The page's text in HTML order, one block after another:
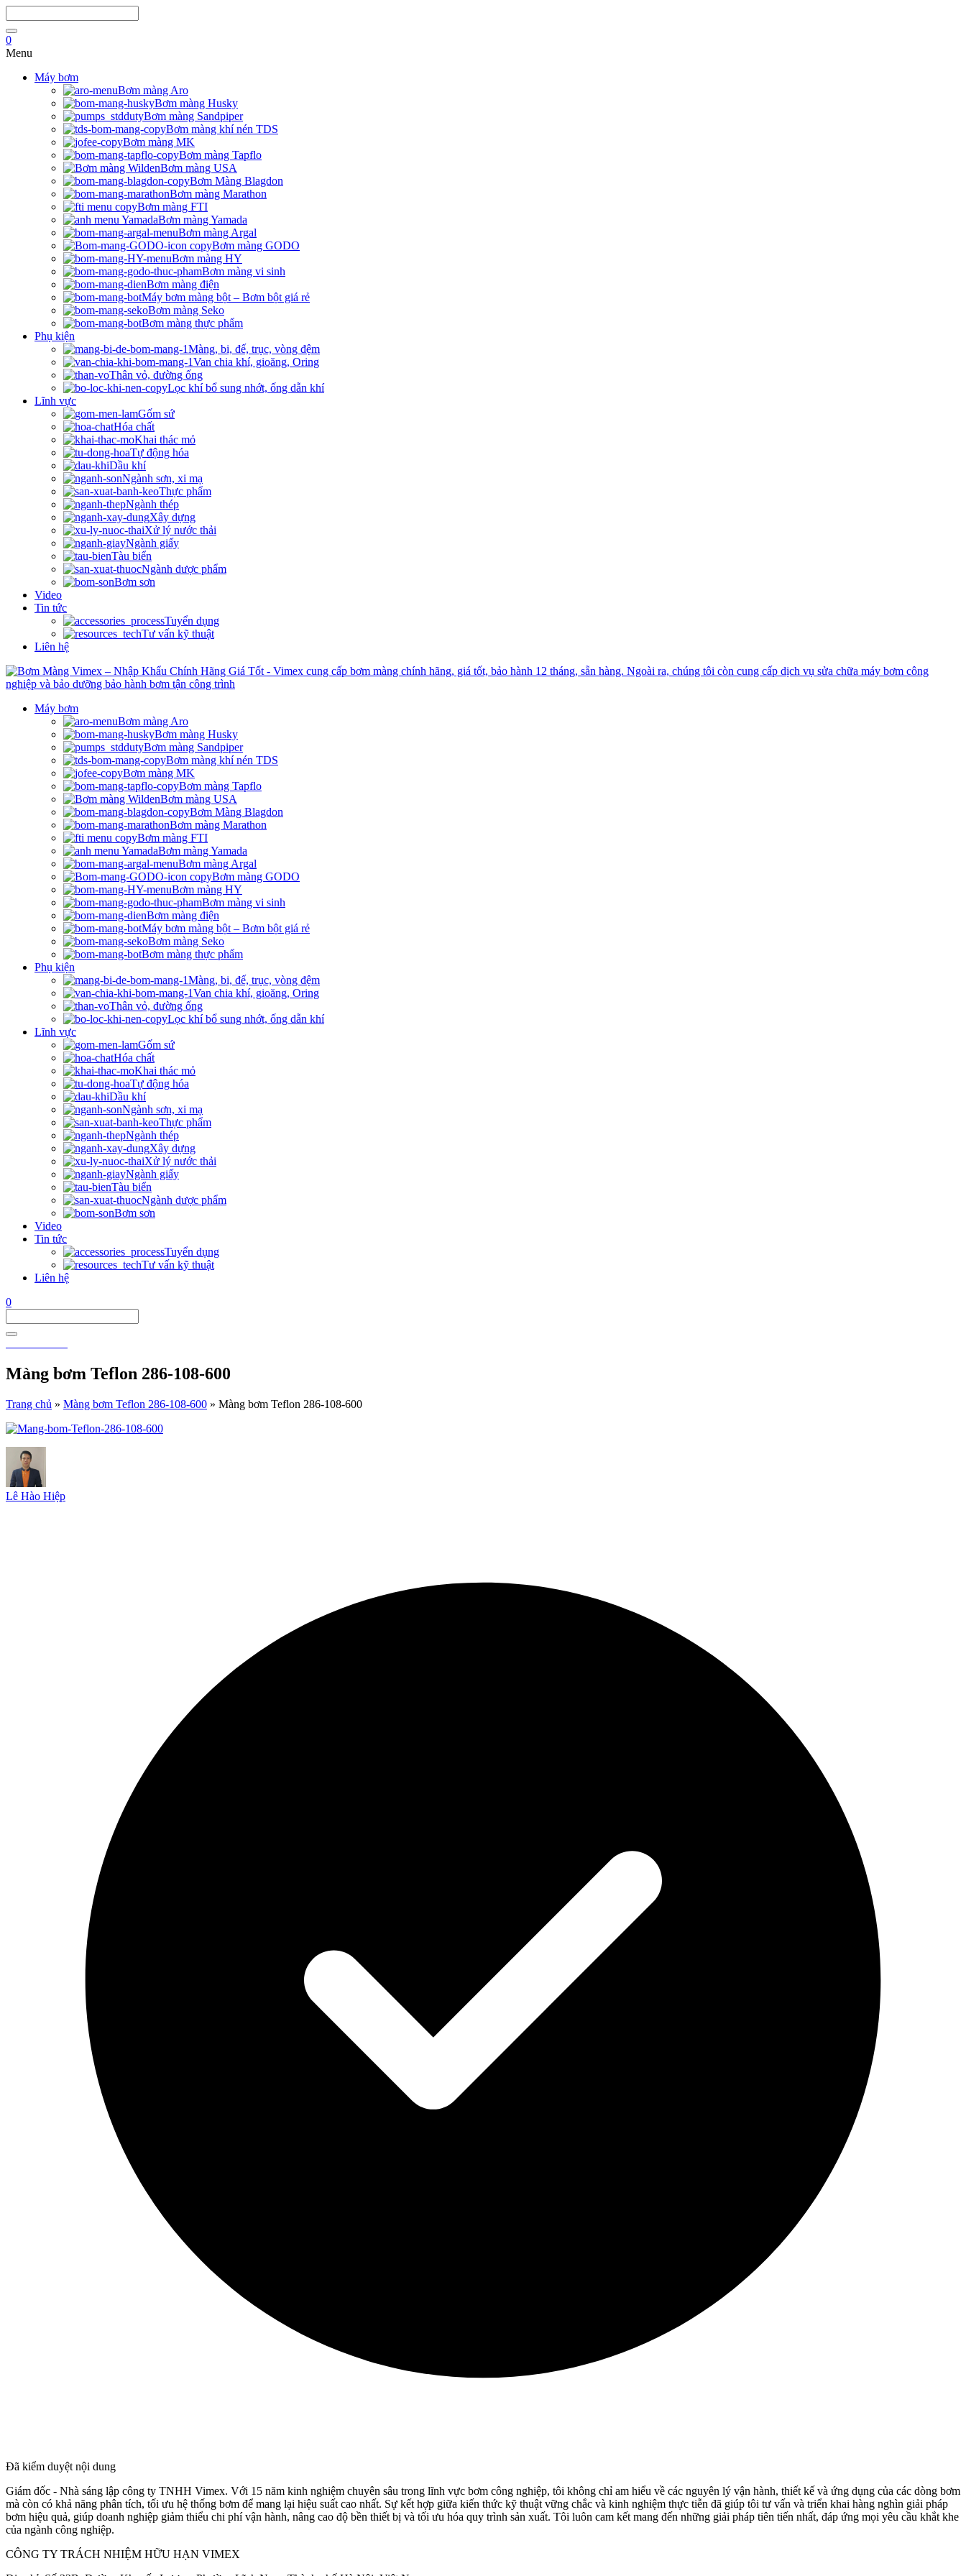
0
Menu
Máy bơm
Bơm màng Aro
Bơm màng Husky
Bơm màng Sandpiper
Bơm màng khí nén TDS
Bơm màng MK
Bơm màng Tapflo
Bơm màng USA
Bơm Màng Blagdon
Bơm màng Marathon
Bơm màng FTI
Bơm màng Yamada
Bơm màng Argal
Bơm màng GODO
Bơm màng HY
Bơm màng vi sinh
Bơm màng điện
Máy bơm màng bột – Bơm bột giá rẻ
Bơm màng Seko
Bơm màng thực phẩm
Phụ kiện
Màng, bi, đế, trục, vòng đệm
Van chia khí, gioăng, Oring
Thân vỏ, đường ống
Lọc khí bổ sung nhớt, ống dẫn khí
Lĩnh vực
Gốm sứ
Hóa chất
Khai thác mỏ
Tự động hóa
Dầu khí
Ngành sơn, xi mạ
Thực phẩm
Ngành thép
Xây dựng
Xử lý nước thải
Ngành giấy
Tàu biển
Ngành dược phẩm
Bơm sơn
Video
Tin tức
Tuyển dụng
Tư vấn kỹ thuật
Liên hệ
Máy bơm
Bơm màng Aro
Bơm màng Husky
Bơm màng Sandpiper
Bơm màng khí nén TDS
Bơm màng MK
Bơm màng Tapflo
Bơm màng USA
Bơm Màng Blagdon
Bơm màng Marathon
Bơm màng FTI
Bơm màng Yamada
Bơm màng Argal
Bơm màng GODO
Bơm màng HY
Bơm màng vi sinh
Bơm màng điện
Máy bơm màng bột – Bơm bột giá rẻ
Bơm màng Seko
Bơm màng thực phẩm
Phụ kiện
Màng, bi, đế, trục, vòng đệm
Van chia khí, gioăng, Oring
Thân vỏ, đường ống
Lọc khí bổ sung nhớt, ống dẫn khí
Lĩnh vực
Gốm sứ
Hóa chất
Khai thác mỏ
Tự động hóa
Dầu khí
Ngành sơn, xi mạ
Thực phẩm
Ngành thép
Xây dựng
Xử lý nước thải
Ngành giấy
Tàu biển
Ngành dược phẩm
Bơm sơn
Video
Tin tức
Tuyển dụng
Tư vấn kỹ thuật
Liên hệ
0
Màng bơm Teflon 286-108-600
Trang chủ » Màng bơm Teflon 286-108-600 » Màng bơm Teflon 286-108-600
Lê Hào Hiệp
Đã kiểm duyệt nội dung
Giám đốc - Nhà sáng lập công ty TNHH Vimex. Với 15 năm kinh nghiệm chuyên sâu trong lĩnh vực bơm công nghiệp, tôi không chỉ am hiểu về các nguyên lý vận hành, thiết kế và ứng dụng của các dòng bơm
mà còn có khả năng phân tích, tối ưu hệ thống bơm để mang lại hiệu suất cao nhất. Sự kết hợp giữa kiến thức kỹ thuật vững chắc và kinh nghiệm thực tiễn đã giúp tôi tư vấn và triển khai hàng nghìn giải pháp
bơm hiệu quả, giúp doanh nghiệp giảm thiểu chi phí vận hành, nâng cao độ bền thiết bị và tối ưu hóa quy trình sản xuất. Tôi luôn cam kết mang đến những giải pháp tiên tiến nhất, đáp ứng mọi yêu cầu khắt khe
của ngành công nghiệp.
CÔNG TY TRÁCH NHIỆM HỮU HẠN VIMEX